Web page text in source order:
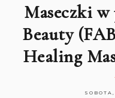
Maseczki w
Beauty
Healing